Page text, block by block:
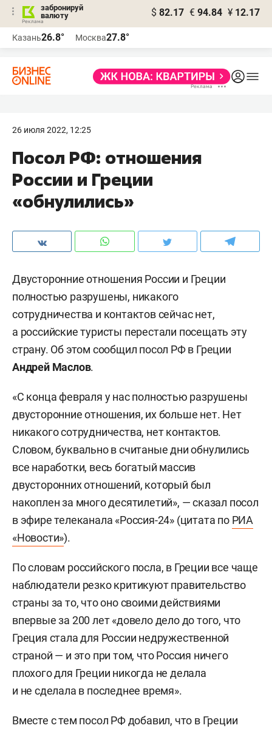
забронируй
валюту
$ 82.17 € 94.84 ¥ 12.17
Казань26.8° Москва27.8°
26 июля 2022, 12:25
Посол РФ: отношения
России и Греции
«обнулились»
Двусторонние отношения России и Греции
полностью разрушены, никакого
сотрудничества и контактов сейчас нет,
а российские туристы перестали посещать эту
страну. Об этом сообщил посол РФ в Греции
Андрей Маслов.
«С конца февраля у нас полностью разрушены
двусторонние отношения, их больше нет. Нет
никакого сотрудничества, нет контактов.
Словом, буквально в считаные дни обнулились
все наработки, весь богатый массив
двусторонних отношений, который был
накоплен за много десятилетий», — сказал посол
в эфире телеканала «Россия-24» (цитата по РИА
«Новости»).
По словам российского посла, в Греции все чаще
наблюдатели резко критикуют правительство
страны за то, что оно своими действиями
впервые за 200 лет «довело дело до того, что
Греция стала для России недружественной
страной — и это при том, что Россия ничего
плохого для Греции никогда не делала
и не сделала в последнее время».
Вместе с тем посол РФ добавил, что в Греции